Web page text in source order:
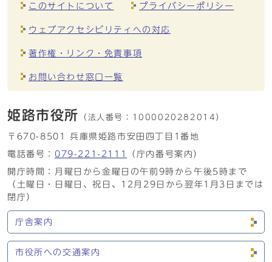
このサイトについて プライバシーポリシー
ウェブアクセシビリティへの対応
著作権・リンク・免責事項
お問い合わせ窓口一覧
姫路市役所 （法人番号： 1000020282014）
〒670-8501 兵庫県姫路市安田四丁目1番地
電話番号： 079-221-2111
（庁内番号案内）
開庁時間：月曜日から金曜日の午前9時から午後5時まで
（土曜日・日曜日、祝日、12月29日から翌年1月3日までは
閉庁）
庁舎案内
市役所への交通案内